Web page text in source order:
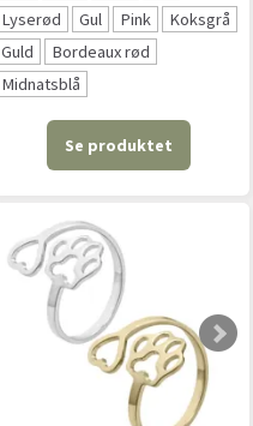
Lyserød
Gul Pink
Koksgrå
Guld
Bordeaux rød
Midnatsblå
Se produktet